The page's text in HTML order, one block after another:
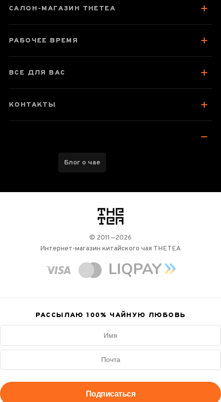
Отзывы чаеманов
САЛОН-МАГАЗИН THETEA
РАБОЧЕЕ ВРЕМЯ
ВСЕ ДЛЯ ВАС
КОНТАКТЫ
Блог о чае
логотип
© 2011—2026
Интернет-магазин китайского чая THETEA
РАССЫЛАЮ 100% ЧАЙНУЮ ЛЮБОВЬ
Подписаться